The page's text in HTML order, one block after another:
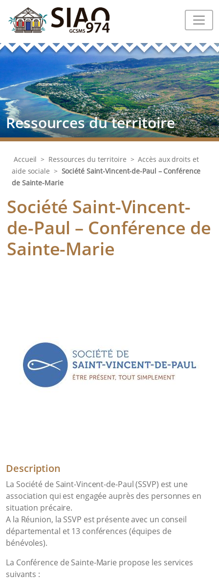
Ressources du territoire
Accueil > Ressources du territoire > Accès aux droits et
aide sociale > Société Saint-Vincent-de-Paul – Conférence
de Sainte-Marie
Société Saint-Vincent-
de-Paul – Conférence de
Sainte-Marie
Description
La Société de Saint-Vincent-de-Paul (SSVP) est une
association qui est engagée auprès des personnes en
situation précaire.
A la Réunion, la SSVP est présente avec un conseil
départemental et 13 conférences (équipes de
bénévoles).
La Conférence de Sainte-Marie propose les services
suivants :